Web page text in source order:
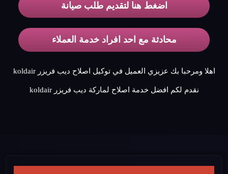
اضغط هنا لتقديم طلب صيانة
محادثة مع احد افراد خدمة العملاء
اهلا ومرحبا بك عزيزي العميل في توكيل اصلاح ديب فريزر koldair
نقدم لكم افضل خدمة اصلاح لماركة ديب فريزر koldair